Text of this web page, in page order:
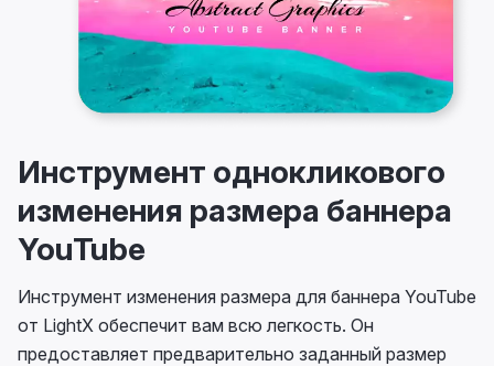
Инструмент однокликового
изменения размера баннера
YouTube
Инструмент изменения размера для баннера YouTube
от LightX обеспечит вам всю легкость. Он
предоставляет предварительно заданный размер